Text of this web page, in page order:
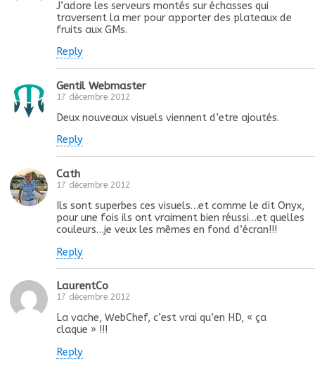
J’adore les serveurs montés sur échasses qui
traversent la mer pour apporter des plateaux de
fruits aux GMs.
Reply
Gentil Webmaster
17 décembre 2012
Deux nouveaux visuels viennent d’etre ajoutés.
Reply
Cath
17 décembre 2012
Ils sont superbes ces visuels…et comme le dit Onyx,
pour une fois ils ont vraiment bien réussi…et quelles
couleurs…je veux les mêmes en fond d’écran!!!
Reply
LaurentCo
17 décembre 2012
La vache, WebChef, c’est vrai qu’en HD, « ça
claque » !!!
Reply